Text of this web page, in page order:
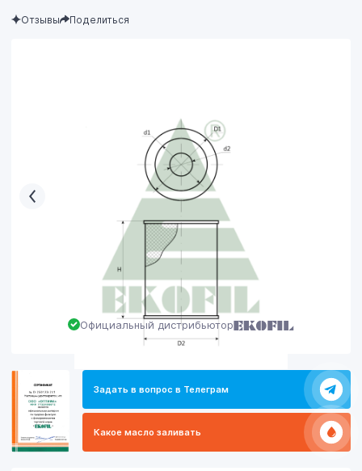
Официальный дистрибьютор
Задать в вопрос в Телеграм
Какое масло заливать
Отзывы Поделиться